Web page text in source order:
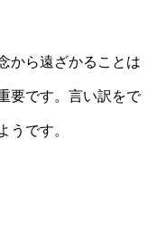
から遠ざかることは
要です。言い訳をで
うです。